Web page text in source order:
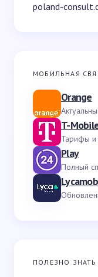
poland-
МОБИЛЬНАЯ
Orange
T-
Тарифы
Play
Полный
ПОЛЕЗНО ЗНАТЬ